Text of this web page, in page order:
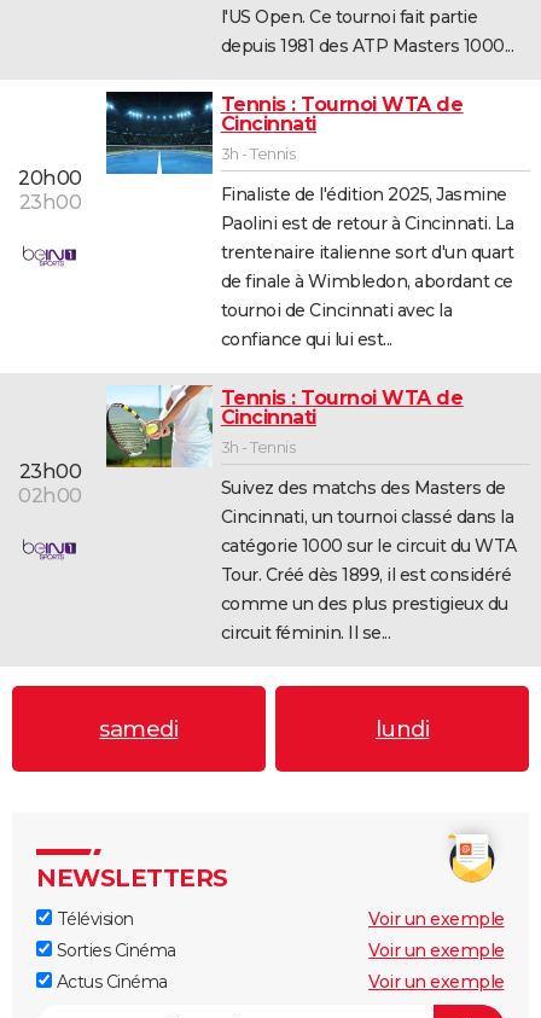
l'US Open. Ce tournoi fait partie
depuis 1981 des ATP Masters 1000...
20h00
23h00
Tennis : Tournoi WTA de
Cincinnati
3h - Tennis
Finaliste de l'édition 2025, Jasmine
Paolini est de retour à Cincinnati. La
trentenaire italienne sort d'un quart
de finale à Wimbledon, abordant ce
tournoi de Cincinnati avec la
confiance qui lui est...
23h00
02h00
Tennis : Tournoi WTA de
Cincinnati
3h - Tennis
Suivez des matchs des Masters de
Cincinnati, un tournoi classé dans la
catégorie 1000 sur le circuit du WTA
Tour. Créé dès 1899, il est considéré
comme un des plus prestigieux du
circuit féminin. Il se...
samedi lundi
NEWSLETTERS
Télévision
Voir un exemple
Sorties Cinéma
Voir un exemple
Actus Cinéma
Voir un exemple